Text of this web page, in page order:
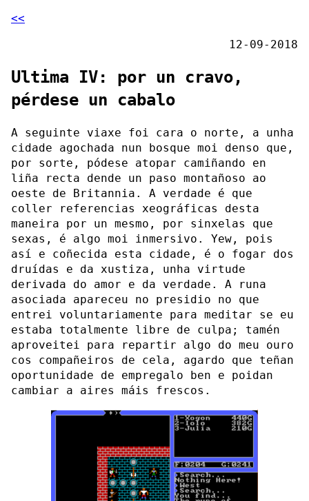
<<
12-09-2018
Ultima IV: por un cravo,
pérdese un cabalo
A seguinte viaxe foi cara o norte, a unha
cidade agochada nun bosque moi denso que,
por sorte, pódese atopar camiñando en
liña recta dende un paso montañoso ao
oeste de Britannia. A verdade é que
coller referencias xeográficas desta
maneira por un mesmo, por sinxelas que
sexas, é algo moi inmersivo. Yew, pois
así e coñecida esta cidade, é o fogar dos
druídas e da xustiza, unha virtude
derivada do amor e da verdade. A runa
asociada apareceu no presidio no que
entrei voluntariamente para meditar se eu
estaba totalmente libre de culpa; tamén
aproveitei para repartir algo do meu ouro
cos compañeiros de cela, agardo que teñan
oportunidade de empregalo ben e poidan
cambiar a aires máis frescos.